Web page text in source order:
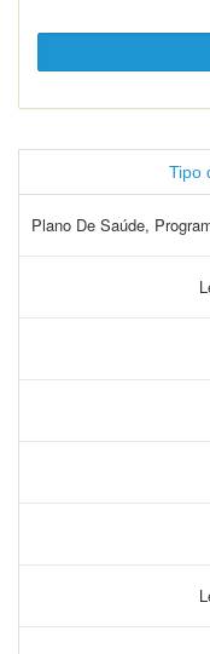
Tipo
Plano De Saúde,